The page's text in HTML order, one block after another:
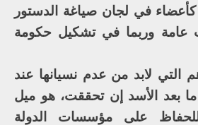
في لجان صياغة الدستور
عامة وربما في تشكيل حكومة
التي لابد من عدم نسيانها عند
ما بعد الأسد إن تحققت، هو ميل
للحفاظ على مؤسسات الدولة